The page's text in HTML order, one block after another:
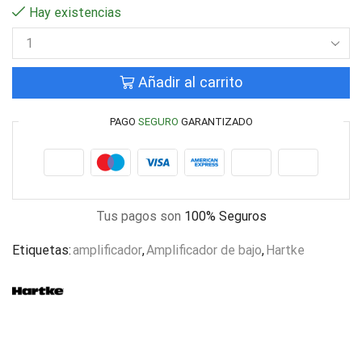
Hay existencias
Añadir al carrito
PAGO SEGURO GARANTIZADO
Tus pagos son 100% Seguros
Etiquetas:amplificador,Amplificador de bajo,Hartke